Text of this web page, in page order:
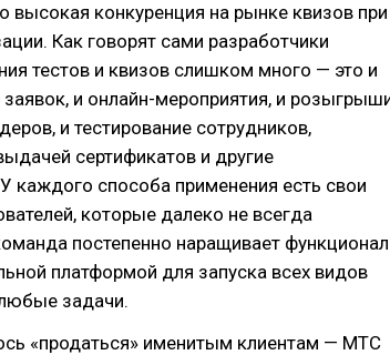
высокая конкуренция на рынке квизов при
Как говорят сами разработчики
тестов и квизов слишком много — это и
и онлайн-мероприятия, и
и тестирование сотрудников,
сертификатов и другие
каждого способа применения есть свои
которые далеко не всегда
постепенно наращивает функционал
платформой для запуска всех видов
задачи.
«продаться» именитым клиентам — МТС